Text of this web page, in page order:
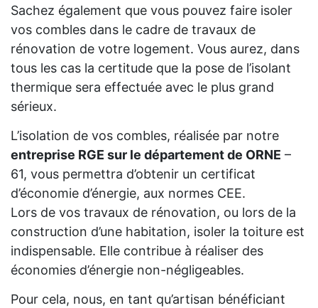
Sachez également que vous pouvez faire isoler
vos combles dans le cadre de travaux de
rénovation de votre logement. Vous aurez, dans
tous les cas la certitude que la pose de l’isolant
thermique sera effectuée avec le plus grand
sérieux.
L’isolation de vos combles, réalisée par notre
entreprise RGE sur le département de ORNE –
61, vous permettra d’obtenir un certificat
d’économie d’énergie, aux normes CEE.
Lors de vos travaux de rénovation, ou lors de la
construction d’une habitation, isoler la toiture est
indispensable. Elle contribue à réaliser des
économies d’énergie non-négligeables.
Pour cela, nous, en tant qu’artisan bénéficiant